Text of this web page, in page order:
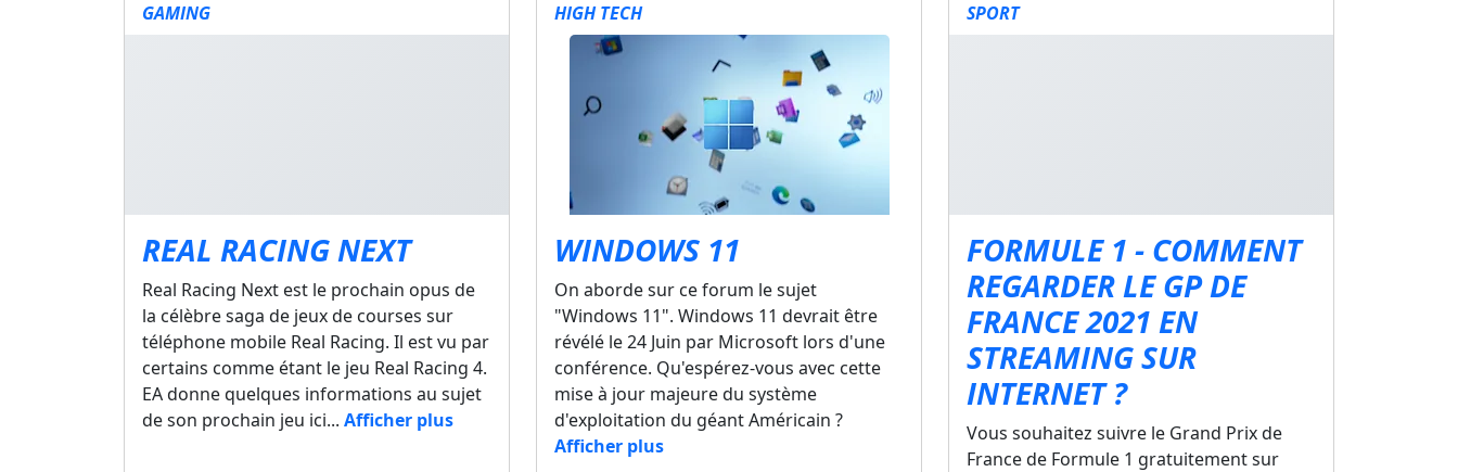
GAMING
REAL RACING NEXT
Real Racing Next est le prochain opus de
la célèbre saga de jeux de courses sur
téléphone mobile Real Racing. Il est vu par
certains comme étant le jeu Real Racing 4.
EA donne quelques informations au sujet
de son prochain jeu ici... Afficher plus
HIGH TECH
WINDOWS 11
On aborde sur ce forum le sujet
"Windows 11". Windows 11 devrait être
révélé le 24 Juin par Microsoft lors d'une
conférence. Qu'espérez-vous avec cette
mise à jour majeure du système
d'exploitation du géant Américain ?
Afficher plus
SPORT
FORMULE 1 - COMMENT
REGARDER LE GP DE
FRANCE 2021 EN
STREAMING SUR
INTERNET ?
Vous souhaitez suivre le Grand Prix de
France de Formule 1 gratuitement sur